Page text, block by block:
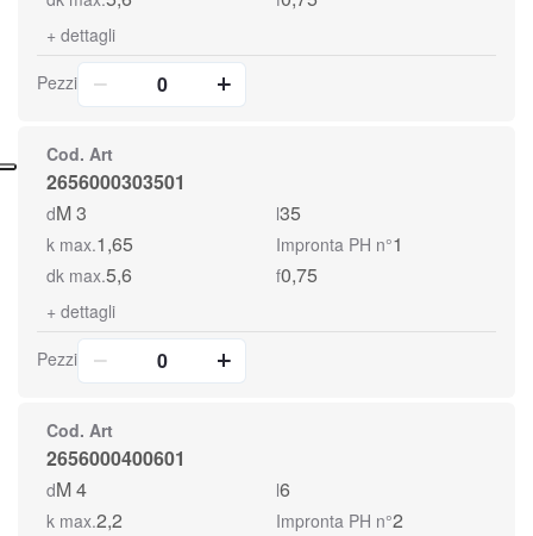
+ dettagli
Pezzi
Cod. Art
2656000303501
dM 3 l35
k max.1,65 Impronta PH n°1
dk max.5,6 f0,75
+ dettagli
Pezzi
Cod. Art
2656000400601
dM 4 l6
k max.2,2 Impronta PH n°2